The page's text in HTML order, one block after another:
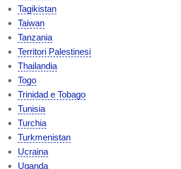
Tagikistan
Taiwan
Tanzania
Territori Palestinesi
Thailandia
Togo
Trinidad e Tobago
Tunisia
Turchia
Turkmenistan
Ucraina
Uganda